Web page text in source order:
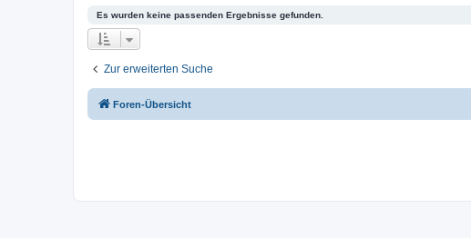
Es wurden keine passenden Ergebnisse gefunden.
Zur erweiterten Suche
Foren-Übersicht